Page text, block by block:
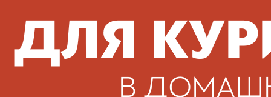
ДЛЯ
В